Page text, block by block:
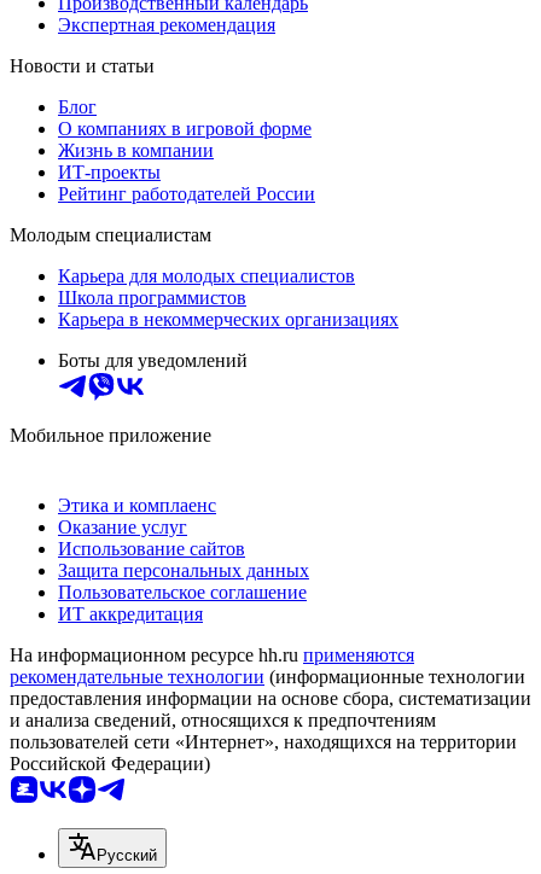
Экспертная рекомендация
Новости и статьи
Блог
О компаниях в игровой форме
Жизнь в компании
ИТ-проекты
Рейтинг работодателей России
Молодым специалистам
Карьера для молодых специалистов
Школа программистов
Карьера в некоммерческих организациях
Боты для уведомлений
Мобильное приложение
Этика и комплаенс
Оказание услуг
Использование сайтов
Защита персональных данных
Пользовательское соглашение
ИТ аккредитация
На информационном ресурсе hh.ru применяются
рекомендательные технологии (информационные технологии
предоставления информации на основе сбора, систематизации
и анализа сведений, относящихся к предпочтениям
пользователей сети «Интернет», находящихся на территории
Российской Федерации)
Русский